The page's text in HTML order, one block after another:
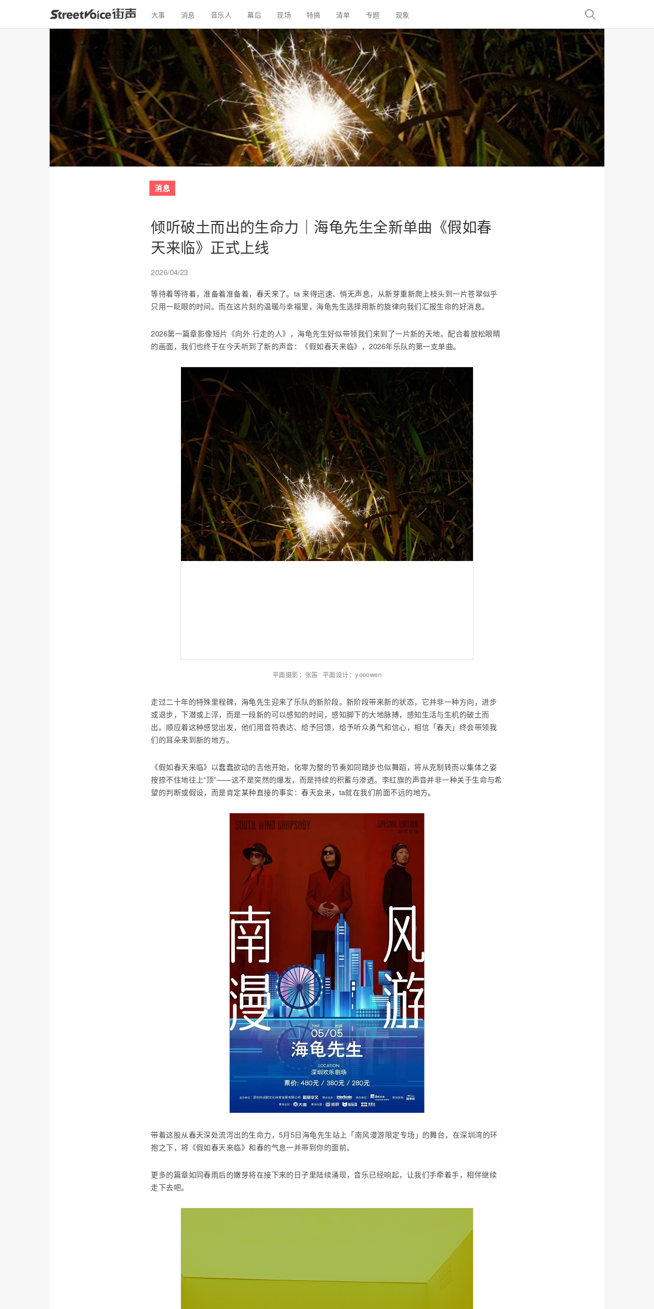
大事 消息 音乐人 幕后 现场 特搞 清单 专题 现象
消息
倾听破土而出的生命力｜海龟先生全新单曲《假如春
天来临》正式上线
2026/04/23
等待着等待着，准备着准备着，春天来了。ta 来得迅速、悄无声息，从新芽重新爬上枝头到一片苍翠似乎
只用一眨眼的时间。而在这片刻的温暖与幸福里，海龟先生选择用新的旋律向我们汇报生命的好消息。
2026第一篇章影像短片《向外·行走的人》，海龟先生好似带领我们来到了一片新的天地。配合着放松眼睛
的画面，我们也终于在今天听到了新的声音：《假如春天来临》，2026年乐队的第一支单曲。
平面摄影：张笛 平面设计：yooowen
走过二十年的特殊里程碑，海龟先生迎来了乐队的新阶段。新阶段带来新的状态，它并非一种方向，进步
或退步，下潜或上浮，而是一段新的可以感知的时间，感知脚下的大地脉搏，感知生活与生机的破土而
出。顺应着这种感觉出发，他们用音符表达、给予回馈，给予听众勇气和信心，相信「春天」终会带领我
们的耳朵来到新的地方。
《假如春天来临》以蠢蠢欲动的吉他开始，化零为整的节奏如同踏步也似舞蹈，将从克制转而以集体之姿
按捺不住地往上“顶”——这不是突然的爆发，而是持续的积蓄与渗透。李红旗的声音并非一种关于生命与希
望的判断或假设，而是肯定某种直接的事实：春天会来，ta就在我们前面不远的地方。
带着这股从春天深处流泻出的生命力，5月5日海龟先生站上「南风漫游限定专场」的舞台，在深圳湾的环
抱之下，将《假如春天来临》和春的气息一并带到你的面前。
更多的篇章如同春雨后的嫩芽将在接下来的日子里陆续涌现，音乐已经响起，让我们手牵着手，相伴继续
走下去吧。